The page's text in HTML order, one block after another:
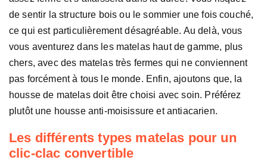
de sentir la structure bois ou le sommier une fois couché,
ce qui est particulièrement désagréable. Au delà, vous
vous aventurez dans les matelas haut de gamme, plus
chers, avec des matelas très fermes qui ne conviennent
pas forcément à tous le monde. Enfin, ajoutons que, la
housse de matelas doit être choisi avec soin. Préférez
plutôt une housse anti-moisissure et antiacarien.
Les différents types matelas pour un
clic-clac convertible